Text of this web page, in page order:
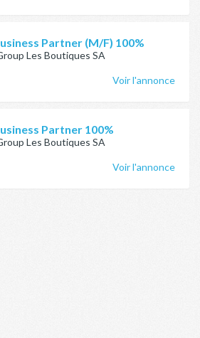
Partner (M/F) 100%
Les Boutiques SA
Voir l'annonce
Partner 100%
Les Boutiques SA
Voir l'annonce